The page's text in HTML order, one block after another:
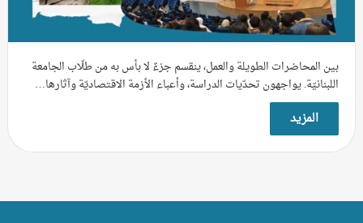
بين المحاضرات الطويلة والعمل، ينقسم جزءٌ لا بأس به من طلّاب الجامعة
اللبنانيّة. يواجهون تحدّيات الدراسة، وأعباء الأزمة الاقتصاديّة وآثارها…
المزيد